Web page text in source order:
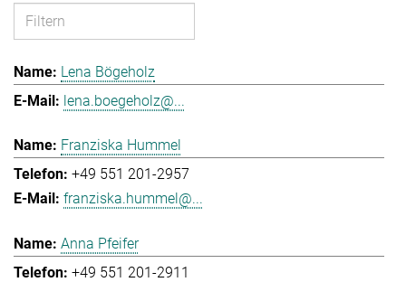
Lena Bögeholz
lena.boegeholz@...
Franziska Hummel
+49 551 201-2957
franziska.hummel@...
Anna Pfeifer
+49 551 201-2911